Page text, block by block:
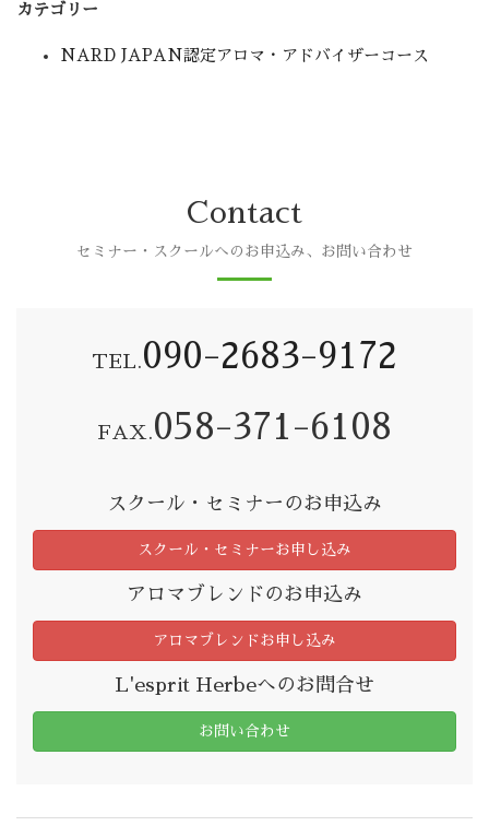
カテゴリー
NARD JAPAN認定アロマ・アドバイザーコース
Contact
セミナー・スクールへのお申込み、お問い合わせ
TEL.090-2683-9172
FAX.058-371-6108
スクール・セミナーのお申込み
スクール・セミナーお申し込み
アロマブレンドのお申込み
アロマブレンドお申し込み
L'esprit Herbeへのお問合せ
お問い合わせ